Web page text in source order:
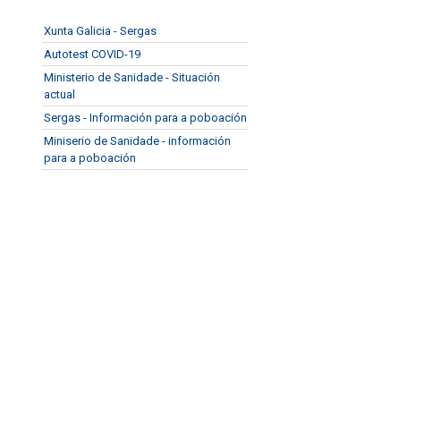
Xunta Galicia - Sergas
Autotest COVID-19
Ministerio de Sanidade - Situación
actual
Sergas - Información para a poboación
Miniserio de Sanidade - información
para a poboación